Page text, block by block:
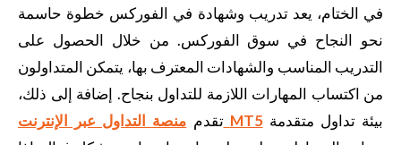
في الختام، يعد تدريب وشهادة في الفوركس خطوة حاسمة
نحو النجاح في سوق الفوركس. من خلال الحصول على
التدريب المناسب والشهادات المعترف بها، يتمكن المتداولون
من اكتساب المهارات اللازمة للتداول بنجاح. إضافة إلى ذلك،
تقدممنصة التداول عبر الإنترنت MT5 بيئة تداول متقدمة